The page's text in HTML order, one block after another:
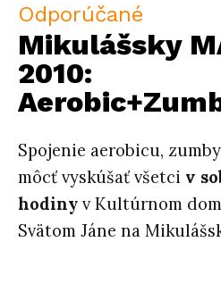
Odporúčané
Mikulášsky
2010:
Spojenie aerobicu,
môcť vyskúšať všetci v
hodiny v Kultúrnom
Svätom Jáne na